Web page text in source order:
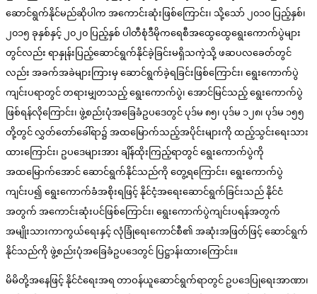
ဆောင်ရွက်နိုင်မည်ဆိုပါက အကောင်းဆုံးဖြစ်ကြောင်း၊ သို့သော် ၂၀၁၀ ပြည့်နှစ်၊
၂၀၁၅ ခုနှစ်နှင့် ၂၀၂၀ ပြည့်နှစ် ပါတီစုံဒီမိုကရေစီအထွေထွေရွေးကောက်ပွဲများ
တွင်လည်း ရာနှုန်းပြည့်ဆောင်ရွက်နိုင်ခဲ့ခြင်းမရှိသကဲ့သို့ ဖဆပလခေတ်တွင်
လည်း အခက်အခဲများကြားမှ ဆောင်ရွက်ခဲ့ရခြင်းဖြစ်ကြောင်း၊ ရွေးကောက်ပွဲ
ကျင်းပရာတွင် တရားမျှတသည့် ရွေးကောက်ပွဲ၊ အောင်မြင်သည့် ရွေးကောက်ပွဲ
ဖြစ်ရန်လိုကြောင်း၊ ဖွဲ့စည်းပုံအခြေခံဥပဒေတွင် ပုဒ်မ ၈၅၊ ပုဒ်မ ၁၂၈၊ ပုဒ်မ ၁၅၅
တို့တွင် လွှတ်တော်ခေါ်ရာ၌ အထမြောက်သည့်အပိုင်းများကို ထည့်သွင်းရေးသား
ထားကြောင်း၊ ဥပဒေများအား ချိန်ထိုးကြည့်ရာတွင် ရွေးကောက်ပွဲကို
အထမြောက်အောင် ဆောင်ရွက်နိုင်သည်ကို တွေ့ရကြောင်း၊ ရွေးကောက်ပွဲ
ကျင်းပ၍ ရွေးကောက်ခံအစိုးရဖြင့် နိုင်ငံ့အရေးဆောင်ရွက်ခြင်းသည် နိုင်ငံ
အတွက် အကောင်းဆုံးပင်ဖြစ်ကြောင်း၊ ရွေးကောက်ပွဲကျင်းပရန်အတွက်
အမျိုးသားကာကွယ်ရေးနှင့် လုံခြုံရေးကောင်စီ၏ အဆုံးအဖြတ်ဖြင့် ဆောင်ရွက်
နိုင်သည်ကို ဖွဲ့စည်းပုံအခြေခံဥပဒေတွင် ပြဋ္ဌာန်းထားကြောင်း။
မိမိတို့အနေဖြင့် နိုင်ငံရေးအရ တာဝန်ယူဆောင်ရွက်ရာတွင် ဥပဒေပြုရေးအာဏာ၊